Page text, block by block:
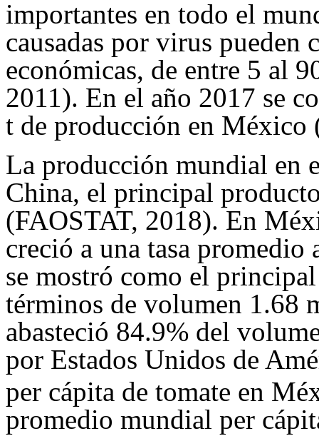
importantes en todo el
causadas por virus pueden
económicas, de entre 5 al
2011). En el año 2017 se
t de producción en México
La producción mundial en
China, el principal
(FAOSTAT, 2018). En
creció a una tasa
se mostró como el
términos de volumen 1.68
abasteció 84.9% del
por Estados Unidos de
per cápita de tomate en
promedio mundial per